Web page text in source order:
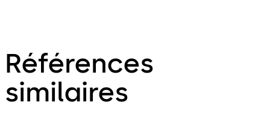
Références
similaires